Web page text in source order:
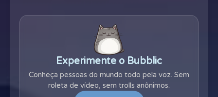
Experimente o Bubblic
Conheça pessoas do mundo todo pela voz. Sem
roleta de vídeo, sem trolls anônimos.